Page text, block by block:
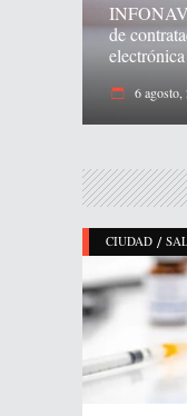
de
electrónica
6 agosto,
CIUDAD /